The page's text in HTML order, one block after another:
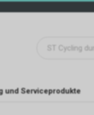
und Serviceprodukte